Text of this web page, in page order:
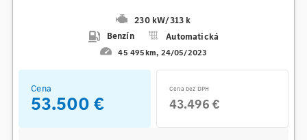
230 kW/313 k
Benzín
Automatická
45 495km 24/05/2023
Cena
53.500 €
Cena bez DPH
43.496 €